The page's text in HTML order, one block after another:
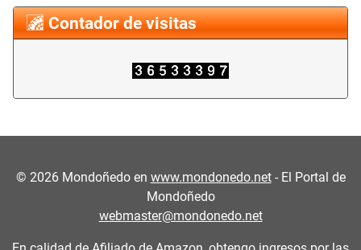
Contador de visitas
© 2026Mondoñedo en www.mondonedo.net- El Portal de
Mondoñedo
webmaster@mondonedo.net